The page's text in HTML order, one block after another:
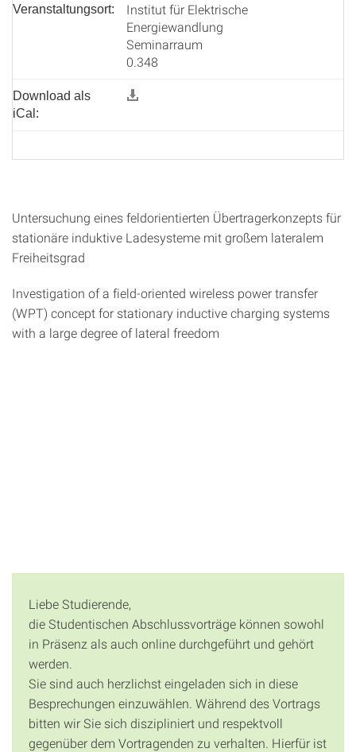
Veranstaltungsort:
Institut für Elektrische
Energiewandlung
Seminarraum
0.348
Download als
iCal:
Untersuchung eines feldorientierten Übertragerkonzepts für
stationäre induktive Ladesysteme mit großem lateralem
Freiheitsgrad
Investigation of a field-oriented wireless power transfer
(WPT) concept for stationary inductive charging systems
with a large degree of lateral freedom
Liebe Studierende,
die Studentischen Abschlussvorträge können sowohl
in Präsenz als auch online durchgeführt und gehört
werden.
Sie sind auch herzlichst eingeladen sich in diese
Besprechungen einzuwählen. Während des Vortrags
bitten wir Sie sich diszipliniert und respektvoll
gegenüber dem Vortragenden zu verhalten. Hierfür ist